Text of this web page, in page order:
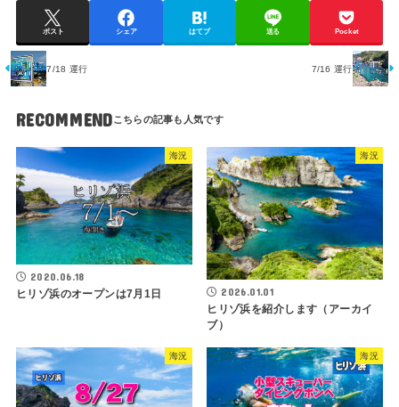
ポスト シェア はてブ 送る Pocket
7/18 運行 7/16 運行
RECOMMEND
海況
2020.06.18
ヒリゾ浜のオープンは7月1日
海況
2026.01.01
ヒリゾ浜を紹介します（アーカイ
ブ）
海況 海況